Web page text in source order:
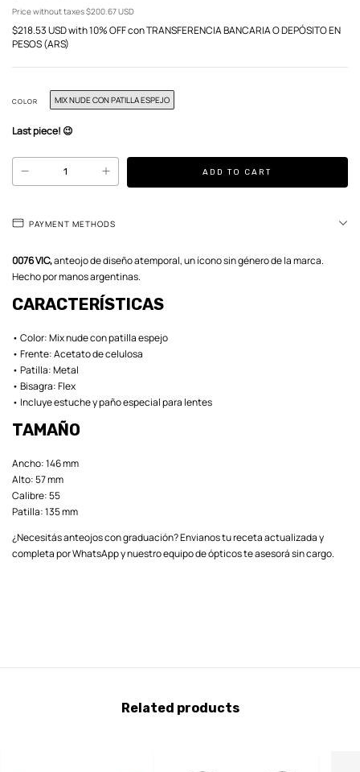
Price without taxes$200.67 USD
$218.53 USDwith10% OFF con TRANSFERENCIA BANCARIA O DEPÓSITO EN
PESOS (ARS)
COLOR MIX NUDE CON PATILLA ESPEJO
Last piece! 😉
PAYMENT METHODS
0076 VIC,anteojo de diseño atemporal, un ícono sin género de la marca.
Hecho por manos argentinas.
CARACTERÍSTICAS
• Color: Mix nude con patilla espejo
• Frente: Acetato de celulosa
• Patilla: Metal
• Bisagra: Flex
• Incluye estuche y paño especial para lentes
TAMAÑO
Ancho: 146 mm
Alto: 57 mm
Calibre: 55
Patilla: 135 mm
¿Necesitás anteojos con graduación? Envianos tu receta actualizada y
completa por WhatsApp y nuestro equipo de ópticos te asesorá sin cargo.
Related products